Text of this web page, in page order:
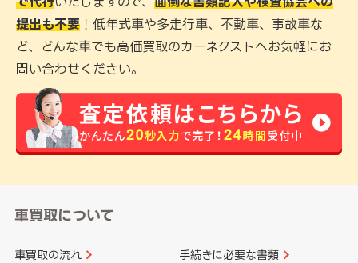
提出も不要 ！低年式車や多走行車、不動車、事故車な
ど、どんな車でも高価買取のカーネクストへお気軽にお
問い合わせください。
車買取について
車買取の流れ 手続きに必要な書類